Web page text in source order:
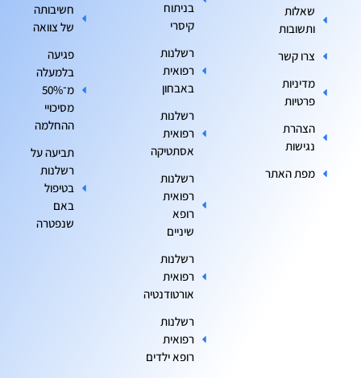
שאלות
ותשובות
צרו קשר
מדיניות
פרטיות
הצהרת
נגישות
מפת האתר
בניתוח
קיסרי
רשלנות
רפואית
באבחון
רשלנות
רפואית
אסתטיקה
רשלנות
רפואית
רופא
שיניים
רשלנות
רפואית
אורטודנטיה
רשלנות
רפואית
רופא ילדים
חשיבותה
של צוואה
פגיעה
בלמעלה
מ־50%
מסיכויי
ההחלמה
תביעה על
רשלנות
בטיפול
באם
שנפטרה